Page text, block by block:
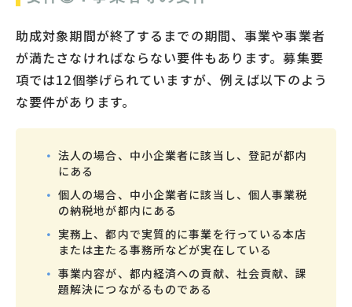
助成対象期間が終了するまでの期間、事業や事業者
が満たさなければならない要件もあります。募集要
項では12個挙げられていますが、例えば以下のよう
な要件があります。
法人の場合、中小企業者に該当し、登記が都内
にある
個人の場合、中小企業者に該当し、個人事業税
の納税地が都内にある
実務上、都内で実質的に事業を行っている本店
または主たる事務所などが実在している
事業内容が、都内経済への貢献、社会貢献、課
題解決につながるものである